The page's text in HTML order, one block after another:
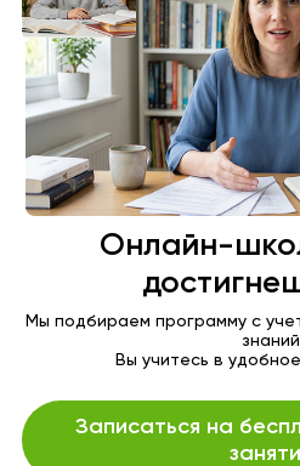
Онлайн-
Мы подбираем программу с
Вы учитесь в
Записаться на